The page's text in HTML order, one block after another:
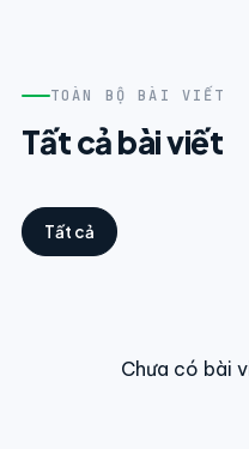
TOÀN BỘ BÀI VIẾT
Tất cả bài viết
Tất cả
Chưa có bài